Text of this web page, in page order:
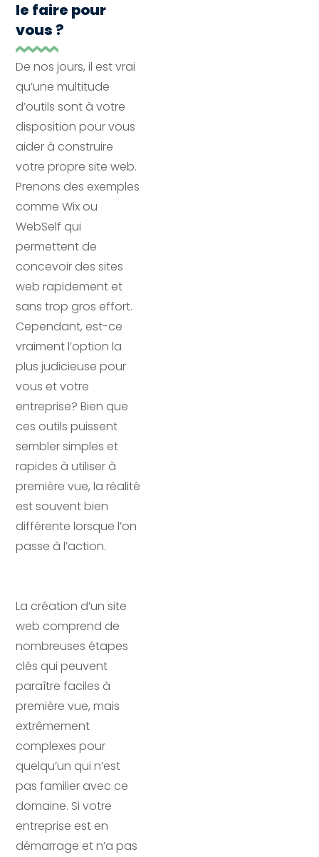
le faire pour
vous ?
De nos jours, il est vrai
qu’une multitude
d’outils sont à votre
disposition pour vous
aider à construire
votre propre site web.
Prenons des exemples
comme Wix ou
WebSelf qui
permettent de
concevoir des sites
web rapidement et
sans trop gros effort.
Cependant, est-ce
vraiment l’option la
plus judicieuse pour
vous et votre
entreprise? Bien que
ces outils puissent
sembler simples et
rapides à utiliser à
première vue, la réalité
est souvent bien
différente lorsque l’on
passe à l’action.
La création d’un site
web comprend de
nombreuses étapes
clés qui peuvent
paraître faciles à
première vue, mais
extrêmement
complexes pour
quelqu’un qui n’est
pas familier avec ce
domaine. Si votre
entreprise est en
démarrage et n’a pas